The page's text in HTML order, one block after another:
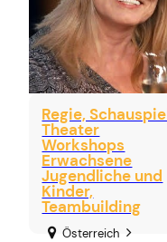
Regie,
Theater
Workshops
Erwachsene
Jugendliche und
Kinder,
Teambuilding
Österreich